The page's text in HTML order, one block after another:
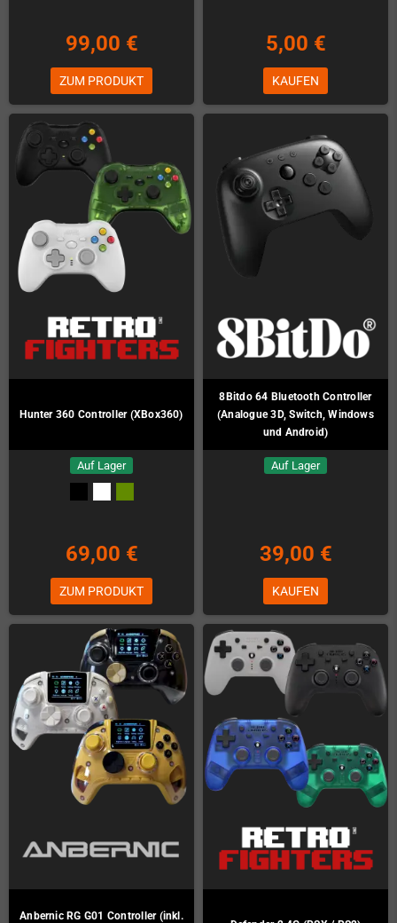
99,00 €
ZUM PRODUKT
5,00 €
KAUFEN
Hunter 360 Controller (XBox360)
Auf Lager
69,00 €
ZUM PRODUKT
8Bitdo 64 Bluetooth Controller
(Analogue 3D, Switch, Windows
und Android)
Auf Lager
39,00 €
KAUFEN
Anbernic RG G01 Controller (inkl.